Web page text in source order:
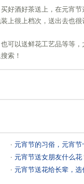
好酒好茶送上，在元宵
上很上档次，送出去也很
可以送鲜花工艺品等等
索！
· 元宵节的习俗，元宵节
· 元宵节送女朋友什么花
· 元宵节送花给长辈，选